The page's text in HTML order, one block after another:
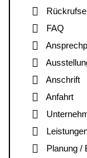
FAQ
Anschrift
Anfahrt
Planung /